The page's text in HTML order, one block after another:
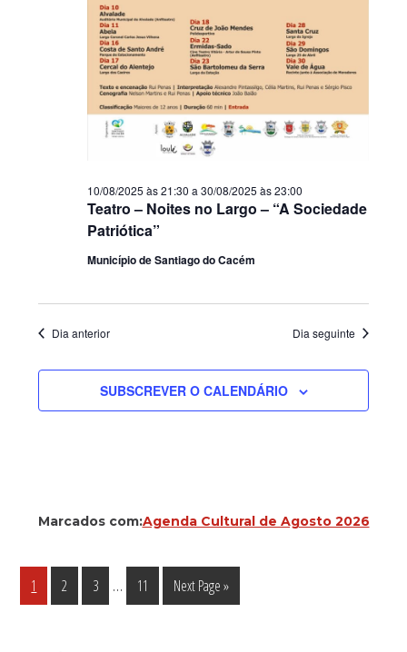
Teatro – Noites no Largo – “A Sociedade
Patriótica”
10/08/2025 às 21:30 a 30/08/2025 às 23:00
Município de Santiago do Cacém
Dia anterior Dia seguinte
SUBSCREVER O CALENDÁRIO
Marcados com:Agenda Cultural de Agosto 2026
Página
1 Página
2 Página
3
Interim
pages
… Página
11
Go
to
Next Page »